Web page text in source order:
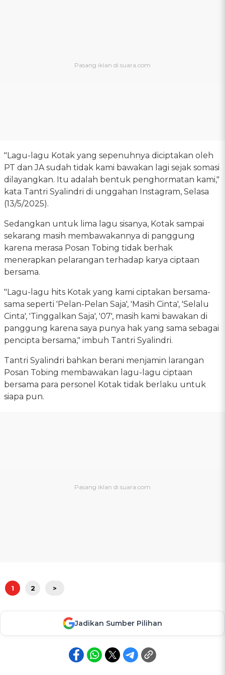
"Lagu-lagu Kotak yang sepenuhnya diciptakan oleh
PT dan JA sudah tidak kami bawakan lagi sejak somasi
dilayangkan. Itu adalah bentuk penghormatan kami,"
kata Tantri Syalindri di unggahan Instagram, Selasa
(13/5/2025).
Sedangkan untuk lima lagu sisanya, Kotak sampai
sekarang masih membawakannya di panggung
karena merasa Posan Tobing tidak berhak
menerapkan pelarangan terhadap karya ciptaan
bersama.
"Lagu-lagu hits Kotak yang kami ciptakan bersama-
sama seperti 'Pelan-Pelan Saja', 'Masih Cinta', 'Selalu
Cinta', 'Tinggalkan Saja', '07', masih kami bawakan di
panggung karena saya punya hak yang sama sebagai
pencipta bersama," imbuh Tantri Syalindri.
Tantri Syalindri bahkan berani menjamin larangan
Posan Tobing membawakan lagu-lagu ciptaan
bersama para personel Kotak tidak berlaku untuk
siapa pun.
1 2 >
Jadikan Sumber Pilihan